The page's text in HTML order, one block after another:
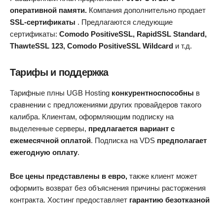
оперативной памяти. Компания дополнительно продает
SSL-сертификаты . Предлагаются следующие
сертификаты: Comodo PositiveSSL, RapidSSL Standard,
ThawteSSL 123, Comodo PositiveSSL Wildcard и т.д.
Тарифы и поддержка
Тарифные плны UGB Hosting конкурентноспособны в
сравнении с предложениями других провайдеров такого
калибра. Клиентам, оформляющим подписку на
выделенные серверы, предлагается вариант с
ежемесячной оплатой. Подписка на VDS предполагает
ежегодную оплату.
Все цены представлены в евро, также клиент может
оформить возврат без объяснения причины расторжения
контракта. Хостинг предоставляет гарантию безотказной